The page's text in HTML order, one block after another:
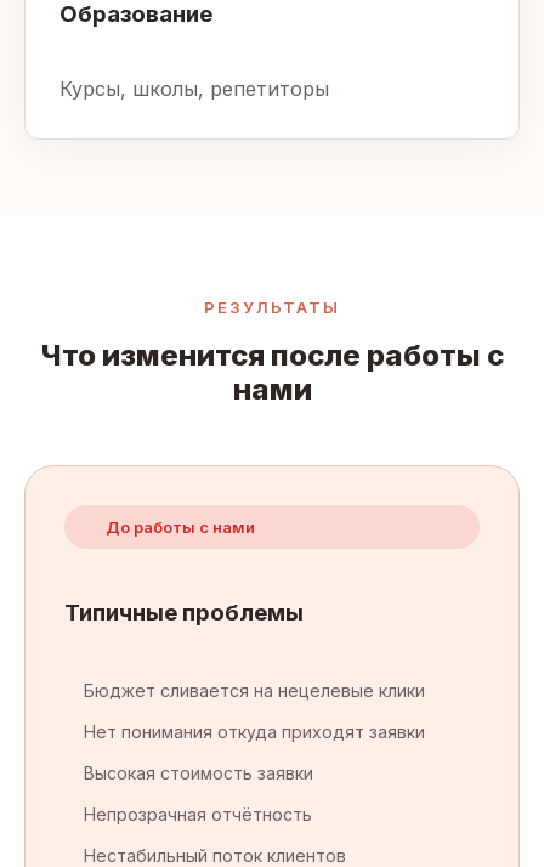
Образование
Курсы, школы, репетиторы
РЕЗУЛЬТАТЫ
Что изменится после работы с
нами
До работы с нами
Типичные проблемы
Бюджет сливается на нецелевые клики
Нет понимания откуда приходят заявки
Высокая стоимость заявки
Непрозрачная отчётность
Нестабильный поток клиентов